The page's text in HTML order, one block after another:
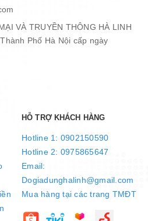
gia nhiệt quá lâu khi thức ăn
trong chảo để chất chống dính
cụ làm bằng chất liệu gỗ, nhựa
các loại dụng cụ cọ xoong nồi
bát và dụng cụ mềm, để chỗ
khăn mềm để lau nếu có vết cháy
VÀ TRUYỀN THÔNG HÀ LINH
Phố Hà Nội cấp ngày
HỖ TRỢ KHÁCH HÀNG
Hotline 1: 0902150590
Hotline 2: 0975865647
Email:
Dogiadunghalinh@gmail.com
Mua hàng tại các trang TMĐT